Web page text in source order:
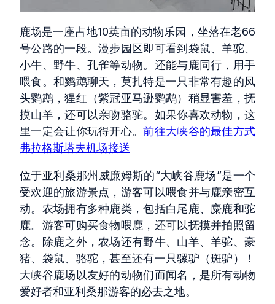
鹿场是一座占地10英亩的动物乐园，坐落在老66
号公路的一段。漫步园区即可看到袋鼠、羊驼、
小牛、野牛、孔雀等动物。还能与鹿同行，用手
喂食。和鹦鹉聊天，莫扎特是一只非常有趣的凤
头鹦鹉，猩红（紫冠亚马逊鹦鹉）稍显害羞，抚
摸山羊，还可以亲吻骆驼。如果你喜欢动物，这
里一定会让你玩得开心。前往大峡谷的最佳方式
弗拉格斯塔夫机场接送
位于亚利桑那州威廉姆斯的“大峡谷鹿场”是一个
受欢迎的旅游景点，游客可以喂食并与鹿亲密互
动。农场拥有多种鹿类，包括白尾鹿、麋鹿和驼
鹿。游客可购买食物喂鹿，还可以抚摸并拍照留
念。除鹿之外，农场还有野牛、山羊、羊驼、豪
猪、袋鼠、骆驼，甚至还有一只骡驴（斑驴）！
大峡谷鹿场以友好的动物们而闻名，是所有动物
爱好者和亚利桑那游客的必去之地。